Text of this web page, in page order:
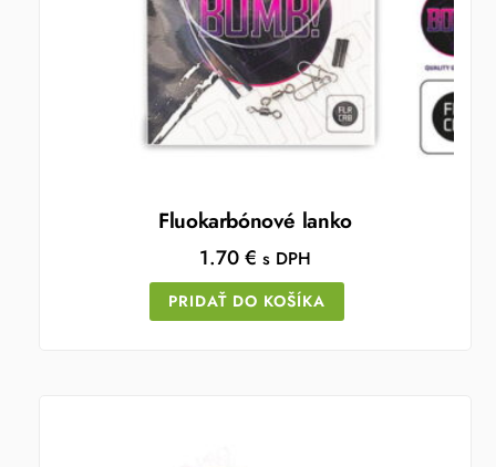
Fluokarbónové lanko
1.70€ s DPH
PRIDAŤ DO KOŠÍKA